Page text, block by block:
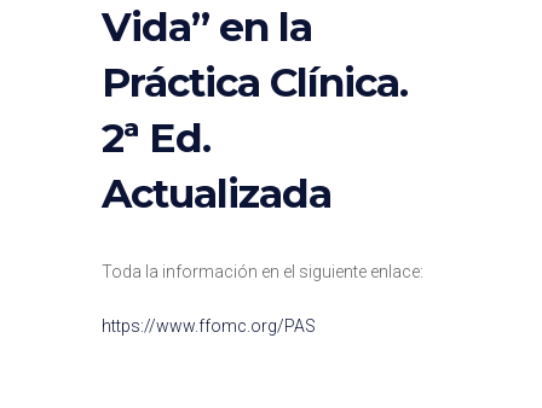
Vida” en la
Práctica Clínica.
2ª Ed.
Actualizada
Toda la información en el siguiente enlace:
https://www.ffomc.org/PAS